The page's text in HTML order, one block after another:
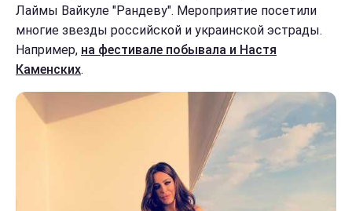
Лаймы Вайкуле "Рандеву". Мероприятие посетили
многие звезды российской и украинской эстрады.
Например, на фестивале побывала и Настя
Каменских.